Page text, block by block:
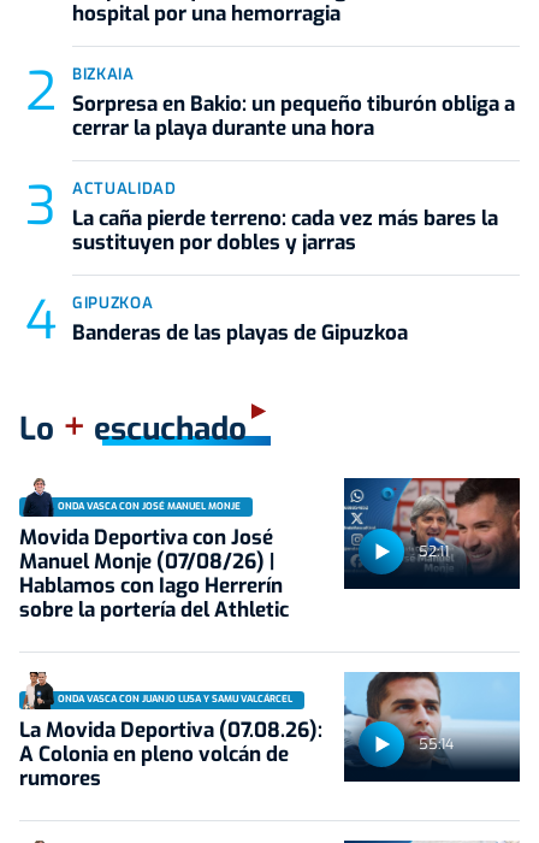
hospital por una hemorragia
BIZKAIA
Sorpresa en Bakio: un pequeño tiburón obliga a
cerrar la playa durante una hora
ACTUALIDAD
La caña pierde terreno: cada vez más bares la
sustituyen por dobles y jarras
GIPUZKOA
Banderas de las playas de Gipuzkoa
Lo + escuchado
52:11
ONDA VASCA CON JOSÉ MANUEL MONJE
Movida Deportiva con José
Manuel Monje (07/08/26) |
Hablamos con Iago Herrerín
sobre la portería del Athletic
55:14
ONDA VASCA CON JUANJO LUSA Y SAMU VALCÁRCEL
La Movida Deportiva (07.08.26):
A Colonia en pleno volcán de
rumores